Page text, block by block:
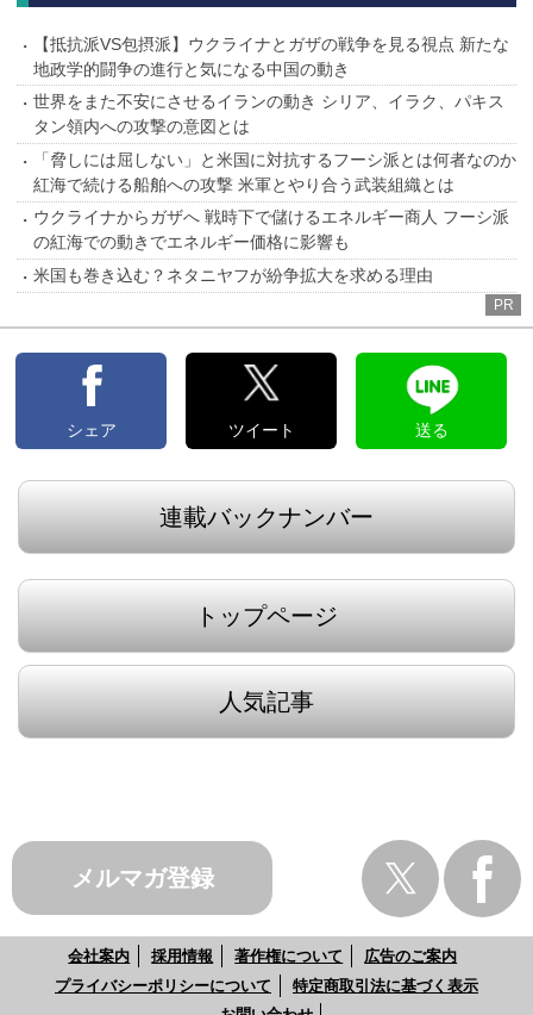
【抵抗派VS包摂派】ウクライナとガザの戦争を見る視点 新たな
地政学的闘争の進行と気になる中国の動き
世界をまた不安にさせるイランの動き シリア、イラク、パキス
タン領内への攻撃の意図とは
「脅しには屈しない」と米国に対抗するフーシ派とは何者なのか
紅海で続ける船舶への攻撃 米軍とやり合う武装組織とは
ウクライナからガザへ 戦時下で儲けるエネルギー商人 フーシ派
の紅海での動きでエネルギー価格に影響も
米国も巻き込む？ネタニヤフが紛争拡大を求める理由
PR
シェア ツイート 送る
連載バックナンバー
トップページ
人気記事
メルマガ登録
会社案内 採用情報 著作権について
広告のご案内
プライバシーポリシーについて
特定商取引法に基づく表示